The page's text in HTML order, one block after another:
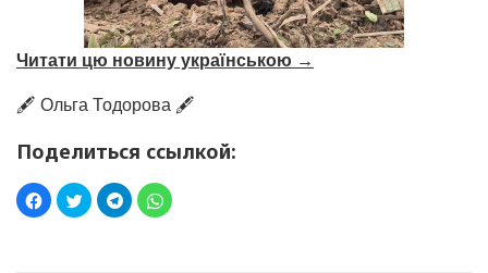
Читати цю новину українською →
🖋️ Ольга Тодорова 🖋️
Поделиться ссылкой: